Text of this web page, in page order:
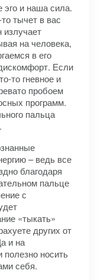
и наша сила.
тычет в вас
излучает
на человека,
в его
Если
то гневное и
пробоем
программ.
пальца
– ведь все
благодаря
пальце
с
«тыкать»
других от
и на
полезно носить
себя.